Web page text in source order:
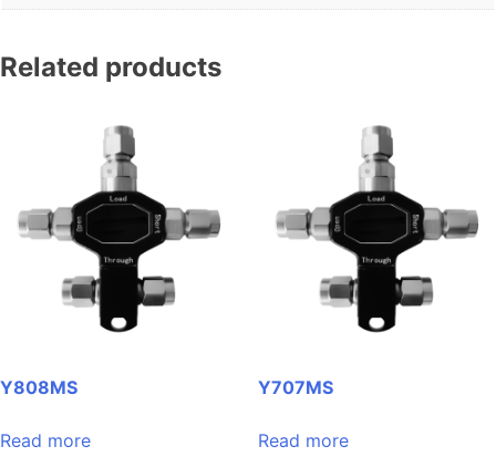
Related products
Y808MS
Read more
Y707MS
Read more